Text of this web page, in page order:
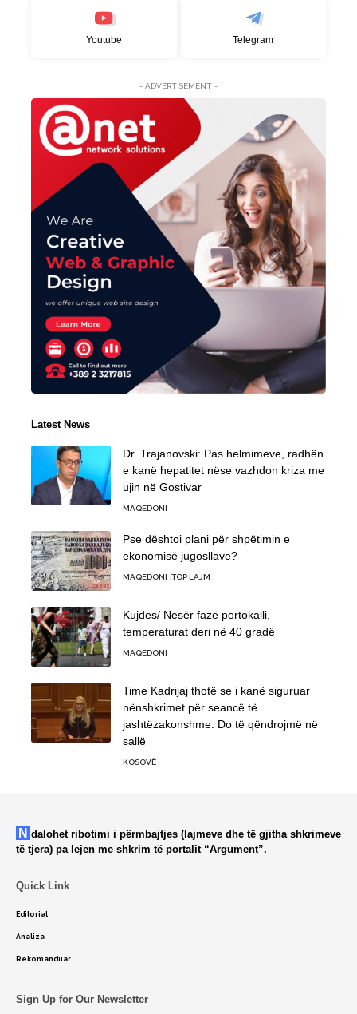
Youtube Telegram
- ADVERTISEMENT -
Latest News
Dr. Trajanovski: Pas helmimeve, radhën
e kanë hepatitet nëse vazhdon kriza me
ujin në Gostivar
MAQEDONI
Pse dështoi plani për shpëtimin e
ekonomisë jugosllave?
MAQEDONI TOP LAJM
Kujdes/ Nesër fazë portokalli,
temperaturat deri në 40 gradë
MAQEDONI
Time Kadrijaj thotë se i kanë siguruar
nënshkrimet për seancë të
jashtëzakonshme: Do të qëndrojmë në
sallë
KOSOVË
Ndalohet ribotimi i përmbajtjes (lajmeve dhe të gjitha shkrimeve
të tjera) pa lejen me shkrim të portalit “Argument”.
Quick Link
Editorial
Analiza
Rekomanduar
Sign Up for Our Newsletter